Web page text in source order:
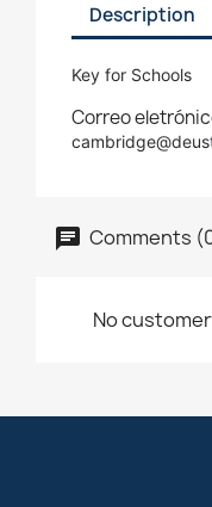
Description
Key for Schools
Correo
Comments
No